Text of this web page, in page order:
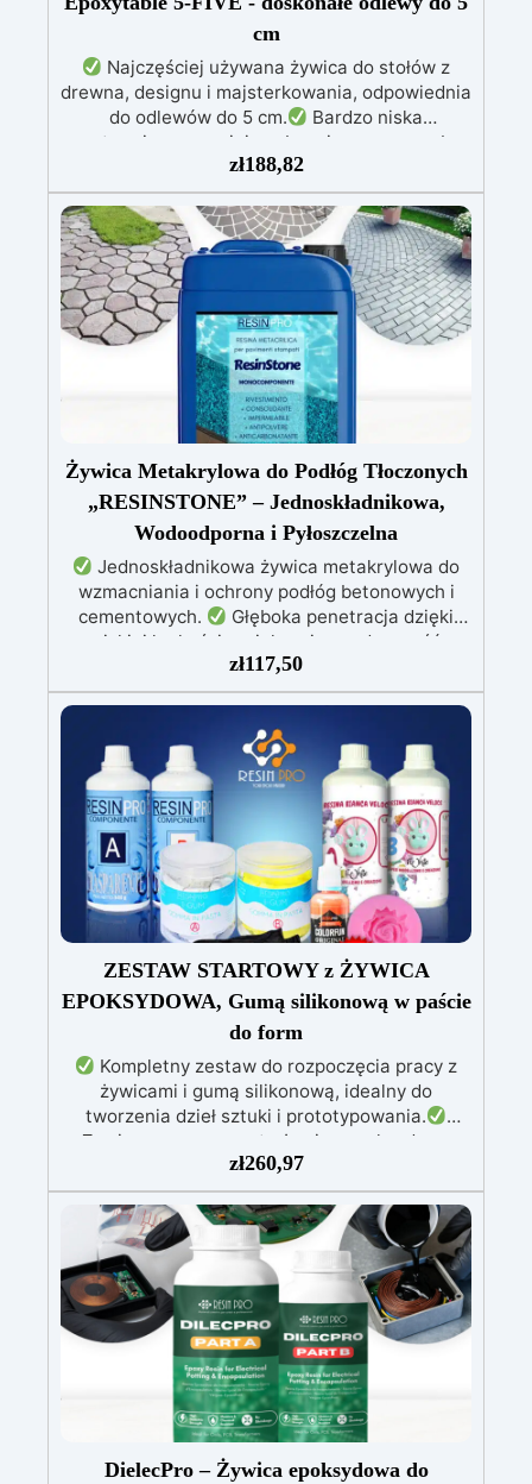
cm
Najczęściej używana żywica do stołów z
drewna, designu i majsterkowania, odpowiednia
do odlewów do 5 cm.
Bardzo niska
egzotermia zapewniająca bezpieczną pracę bez
Odporna na zarysowania i
żółknięcie dzięki filtrom UV i wysokiej jakości
mechanicznej.
Niska lepkość, eliminująca
pęcherzyki powietrza i zapewniająca gładkie
wykończenie.
Bezpieczna i nietoksyczna,
wolna od BPA/VOC, certyfikowana do
długotrwałego kontaktu ze skórą.
zł188,82
Żywica Metakrylowa do Podłóg Tłoczonych
„RESINSTONE” – Jednoskładnikowa,
Wodoodporna i Pyłoszczelna
Jednoskładnikowa żywica metakrylowa do
wzmacniania i ochrony podłóg betonowych i
cementowych.
Głęboka penetracja dzięki
niskiej lepkości, zwiększająca odporność
mechaniczną i chemiczną.
wykończenie, które ożywia kolor, chroni przed
powierzchni.
Łatwa aplikacja wałkiem,
schnie w mniej niż 12 godzin, zapewniając
szybką i trwałą ochronę.
Idealna do garaży,
dziedzińców, magazynów i placów – odporna na
ekstremalne temperatury i środki chemiczne.
zł117,50
ZESTAW STARTOWY z ŻYWICA
EPOKSYDOWA, Gumą silikonową w paście
do form
Kompletny zestaw do rozpoczęcia pracy z
żywicami i gumą silikonową, idealny do
tworzenia dzieł sztuki i prototypowania.
Zawiera przezroczystą żywicę epoksydową
(800g) do wlewania, możliwą do barwienia
według uznania.
Zawiera białą żywicę
poliuretanową (1000g), którą można barwić
według uznania i ma szybki czas utwardzania
(30 minut).
Guma silikonowa w paście
(500g), łatwa do użycia z proporcją mieszania
1:1, idealna do tworzenia niestandardowych
form.
W zestawie: pasta barwiąca,
wielokrotnego użytku forma silikonowa oraz
rękawice nitrilowe.
zł260,97
DielecPro – Żywica epoksydowa do